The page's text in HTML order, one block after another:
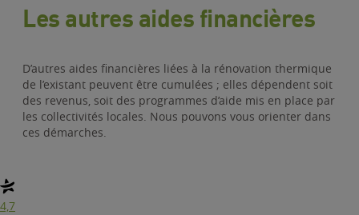
Les autres aides financières
D’autres aides financières liées à la rénovation thermique
de l’existant peuvent être cumulées ; elles dépendent soit
des revenus, soit des programmes d’aide mis en place par
les collectivités locales. Nous pouvons vous orienter dans
ces démarches.
4,7